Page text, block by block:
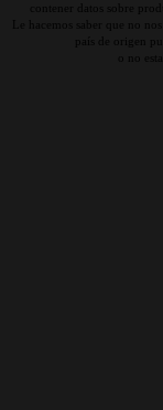
contener datos sobre
Le hacemos saber que no
país de origen
o no